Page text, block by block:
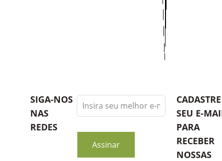
SIGA-NOS
NAS
REDES
Leave
this
blank
Assinar
CADASTRE
SEU E-
PARA
RECEBER
NOSSAS